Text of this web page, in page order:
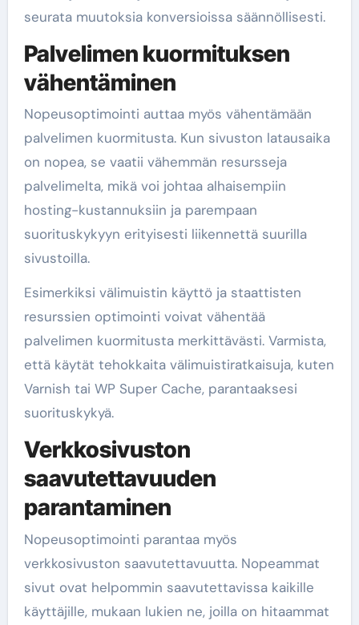
seurata muutoksia konversioissa säännöllisesti.
Palvelimen kuormituksen
vähentäminen
Nopeusoptimointi auttaa myös vähentämään
palvelimen kuormitusta. Kun sivuston latausaika
on nopea, se vaatii vähemmän resursseja
palvelimelta, mikä voi johtaa alhaisempiin
hosting-kustannuksiin ja parempaan
suorituskykyyn erityisesti liikennettä suurilla
sivustoilla.
Esimerkiksi välimuistin käyttö ja staattisten
resurssien optimointi voivat vähentää
palvelimen kuormitusta merkittävästi. Varmista,
että käytät tehokkaita välimuistiratkaisuja, kuten
Varnish tai WP Super Cache, parantaaksesi
suorituskykyä.
Verkkosivuston
saavutettavuuden
parantaminen
Nopeusoptimointi parantaa myös
verkkosivuston saavutettavuutta. Nopeammat
sivut ovat helpommin saavutettavissa kaikille
käyttäjille, mukaan lukien ne, joilla on hitaammat